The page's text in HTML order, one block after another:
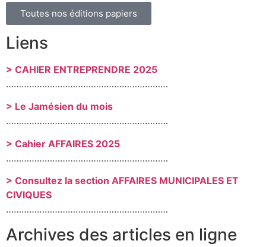
Toutes nos éditions papiers
Liens
> CAHIER ENTREPRENDRE 2025
………………………………………………………
> Le Jamésien du mois
………………………………………………………
> Cahier AFFAIRES 2025
………………………………………………………
> Consultez la section AFFAIRES MUNICIPALES ET
CIVIQUES
………………………………………………………
Archives des articles en ligne